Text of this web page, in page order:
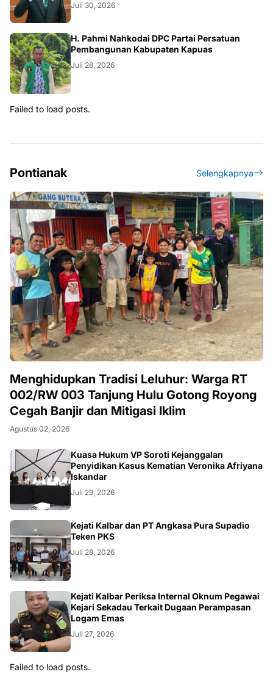
Juli 30, 2026
H. Pahmi Nahkodai DPC Partai Persatuan
Pembangunan Kabupaten Kapuas
Juli 28, 2026
Failed to load posts.
Pontianak Selengkapnya
Menghidupkan Tradisi Leluhur: Warga RT
002/RW 003 Tanjung Hulu Gotong Royong
Cegah Banjir dan Mitigasi Iklim
Agustus 02, 2026
Kuasa Hukum VP Soroti Kejanggalan
Penyidikan Kasus Kematian Veronika Afriyana
Iskandar
Juli 29, 2026
Kejati Kalbar dan PT Angkasa Pura Supadio
Teken PKS
Juli 28, 2026
Kejati Kalbar Periksa Internal Oknum Pegawai
Kejari Sekadau Terkait Dugaan Perampasan
Logam Emas
Juli 27, 2026
Failed to load posts.